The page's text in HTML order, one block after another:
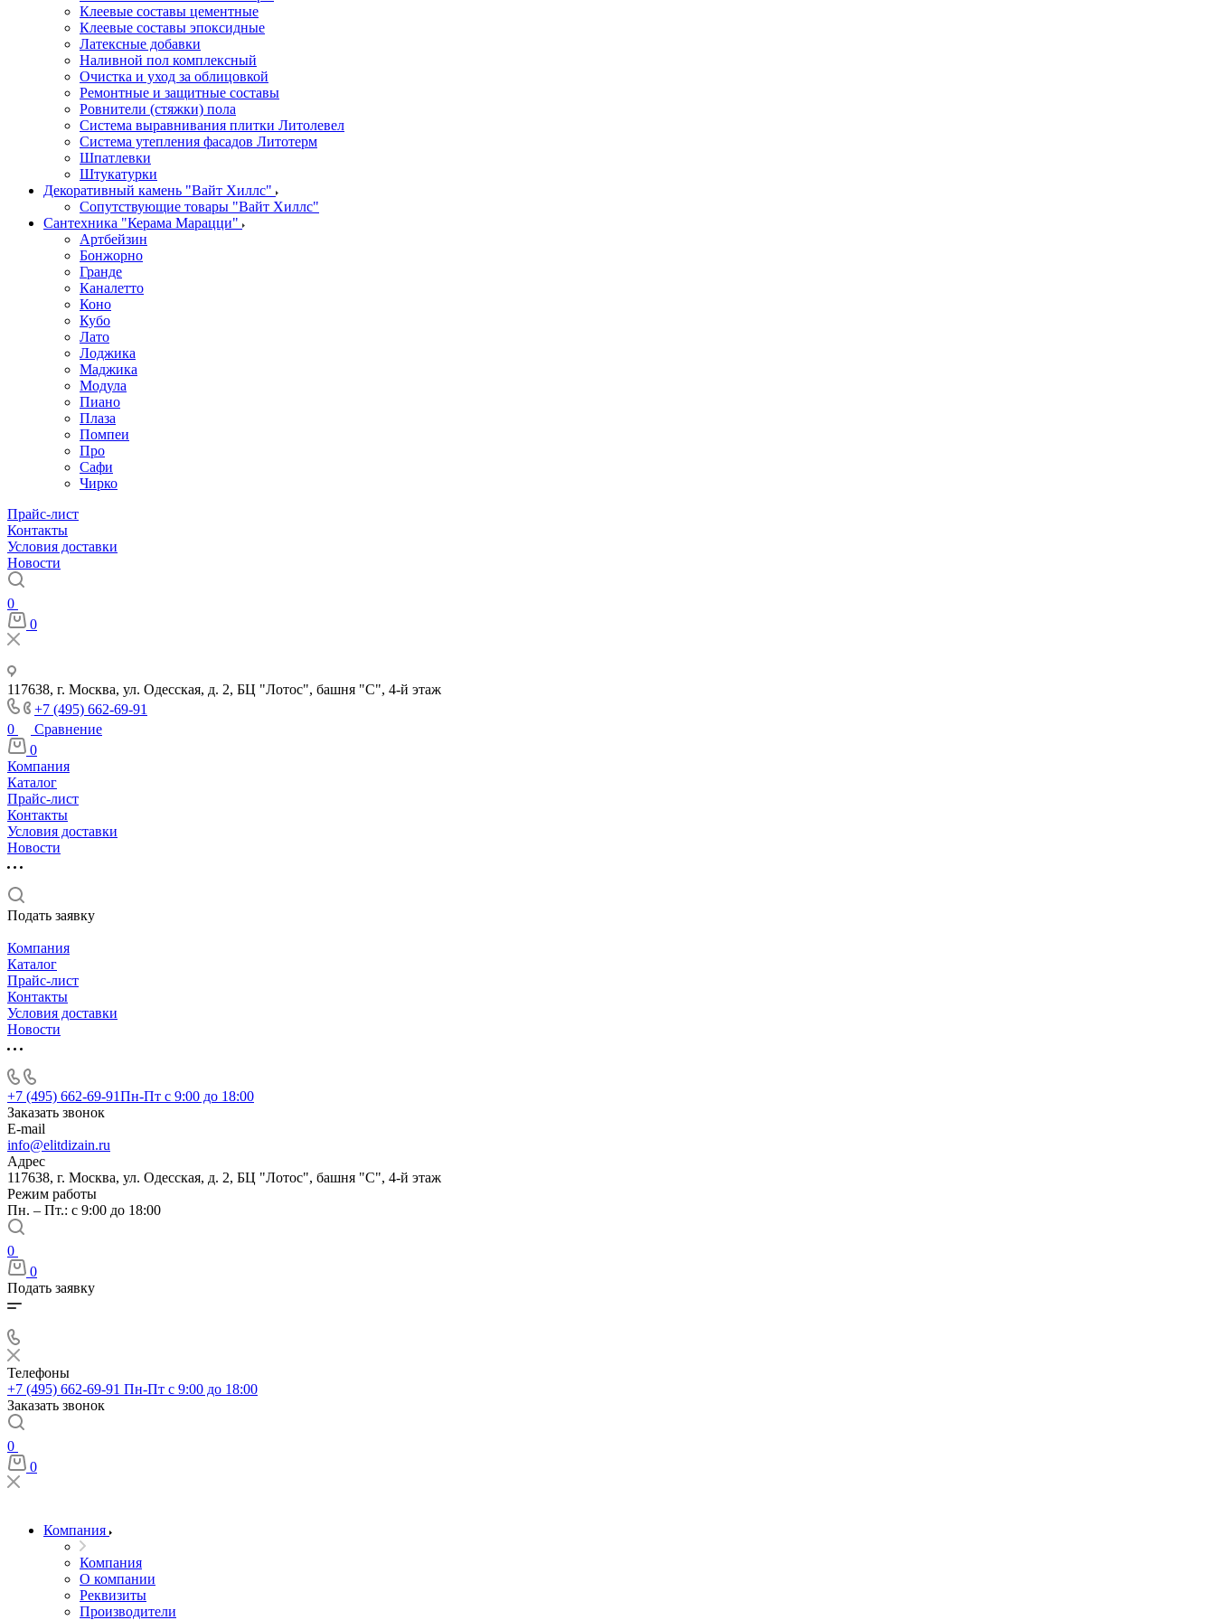
Клеевые составы цементные
Клеевые составы эпоксидные
Латексные добавки
Наливной пол комплексный
Очистка и уход за облицовкой
Ремонтные и защитные составы
Ровнители (стяжки) пола
Система выравнивания плитки Литолевел
Система утепления фасадов Литотерм
Шпатлевки
Штукатурки
Декоративный камень "Вайт Хиллс"
Сопутствующие товары "Вайт Хиллс"
Сантехника "Керама Марацци"
Артбейзин
Бонжорно
Гранде
Каналетто
Коно
Кубо
Лато
Лоджика
Маджика
Модула
Пиано
Плаза
Помпеи
Про
Сафи
Чирко
Прайс-лист
Контакты
Условия доставки
Новости
0
0
117638, г. Москва, ул. Одесская, д. 2, БЦ "Лотос", башня "С", 4-й этаж
+7 (495) 662-69-91
0
Сравнение
0
Компания
Каталог
Прайс-лист
Контакты
Условия доставки
Новости
Подать заявку
Компания
Каталог
Прайс-лист
Контакты
Условия доставки
Новости
+7 (495) 662-69-91Пн-Пт c 9:00 до 18:00
Заказать звонок
E-mail
info@elitdizain.ru
Адрес
117638, г. Москва, ул. Одесская, д. 2, БЦ "Лотос", башня "С", 4-й этаж
Режим работы
Пн. – Пт.: с 9:00 до 18:00
0
0
Подать заявку
Телефоны
+7 (495) 662-69-91 Пн-Пт c 9:00 до 18:00
Заказать звонок
0
0
Компания
Компания
О компании
Реквизиты
Производители